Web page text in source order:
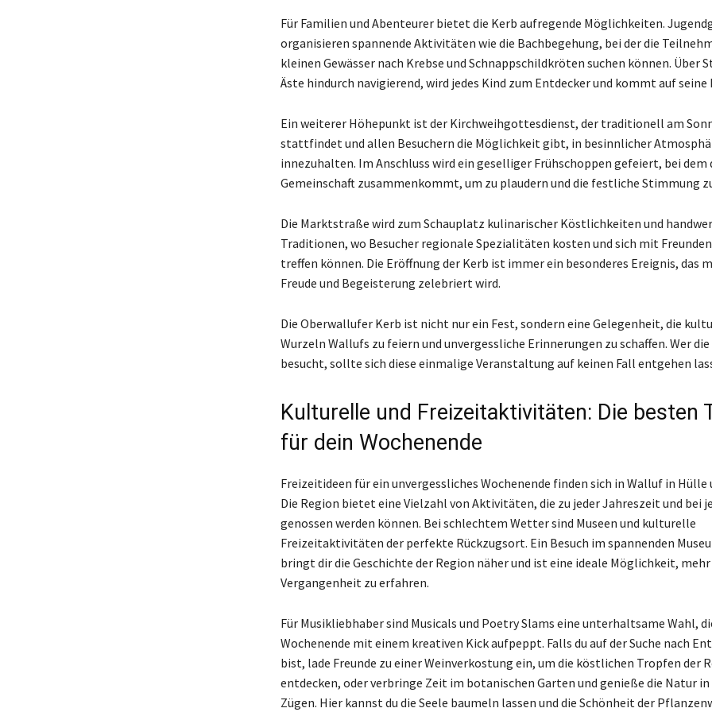
Für Familien und Abenteurer bietet die Kerb aufregende Möglichkeiten.
organisieren spannende Aktivitäten wie die Bachbegehung, bei der die
kleinen Gewässer nach Krebse und Schnappschildkröten suchen können. Über
Äste hindurch navigierend, wird jedes Kind zum Entdecker und kommt auf seine
Ein weiterer Höhepunkt ist der Kirchweihgottesdienst, der traditionell am
stattfindet und allen Besuchern die Möglichkeit gibt, in besinnlicher
innezuhalten. Im Anschluss wird ein geselliger Frühschoppen gefeiert, bei dem
Gemeinschaft zusammenkommt, um zu plaudern und die festliche Stimmung
Die Marktstraße wird zum Schauplatz kulinarischer Köstlichkeiten und
Traditionen, wo Besucher regionale Spezialitäten kosten und sich mit
treffen können. Die Eröffnung der Kerb ist immer ein besonderes Ereignis, das
Freude und Begeisterung zelebriert wird.
Die Oberwallufer Kerb ist nicht nur ein Fest, sondern eine Gelegenheit, die
Wurzeln Wallufs zu feiern und unvergessliche Erinnerungen zu schaffen. Wer
besucht, sollte sich diese einmalige Veranstaltung auf keinen Fall entgehen
Kulturelle und Freizeitaktivitäten: Die besten
für dein Wochenende
Freizeitideen für ein unvergessliches Wochenende finden sich in Walluf in Hülle
Die Region bietet eine Vielzahl von Aktivitäten, die zu jeder Jahreszeit und bei
genossen werden können. Bei schlechtem Wetter sind Museen und kulturelle
Freizeitaktivitäten der perfekte Rückzugsort. Ein Besuch im spannenden
bringt dir die Geschichte der Region näher und ist eine ideale Möglichkeit, mehr
Vergangenheit zu erfahren.
Für Musikliebhaber sind Musicals und Poetry Slams eine unterhaltsame Wahl,
Wochenende mit einem kreativen Kick aufpeppt. Falls du auf der Suche nach
bist, lade Freunde zu einer Weinverkostung ein, um die köstlichen Tropfen der
entdecken, oder verbringe Zeit im botanischen Garten und genieße die Natur
Zügen. Hier kannst du die Seele baumeln lassen und die Schönheit der